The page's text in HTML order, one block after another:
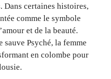
Dans certaines histoires,
comme le symbole
et de la beauté.
sauve Psyché, la femme
en colombe pour